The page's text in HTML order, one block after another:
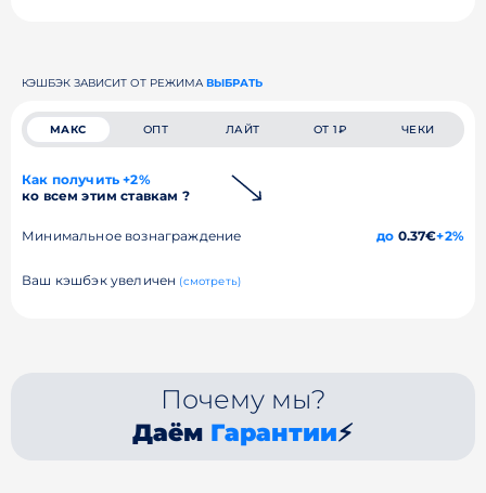
КЭШБЭК ЗАВИСИТ ОТ РЕЖИМА ВЫБРАТЬ
МАКС ОПТ ЛАЙТ ОТ 1₽ ЧЕКИ
Как получить +2%
ко всем этим ставкам ?
Минимальное вознаграждение до 0.37€+2%
Ваш кэшбэк увеличен (смотреть)
Почему мы?
Даём Гарантии⚡